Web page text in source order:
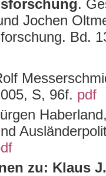
.
Jochen
Bd.
S, 96f. pdf
zu: Klaus